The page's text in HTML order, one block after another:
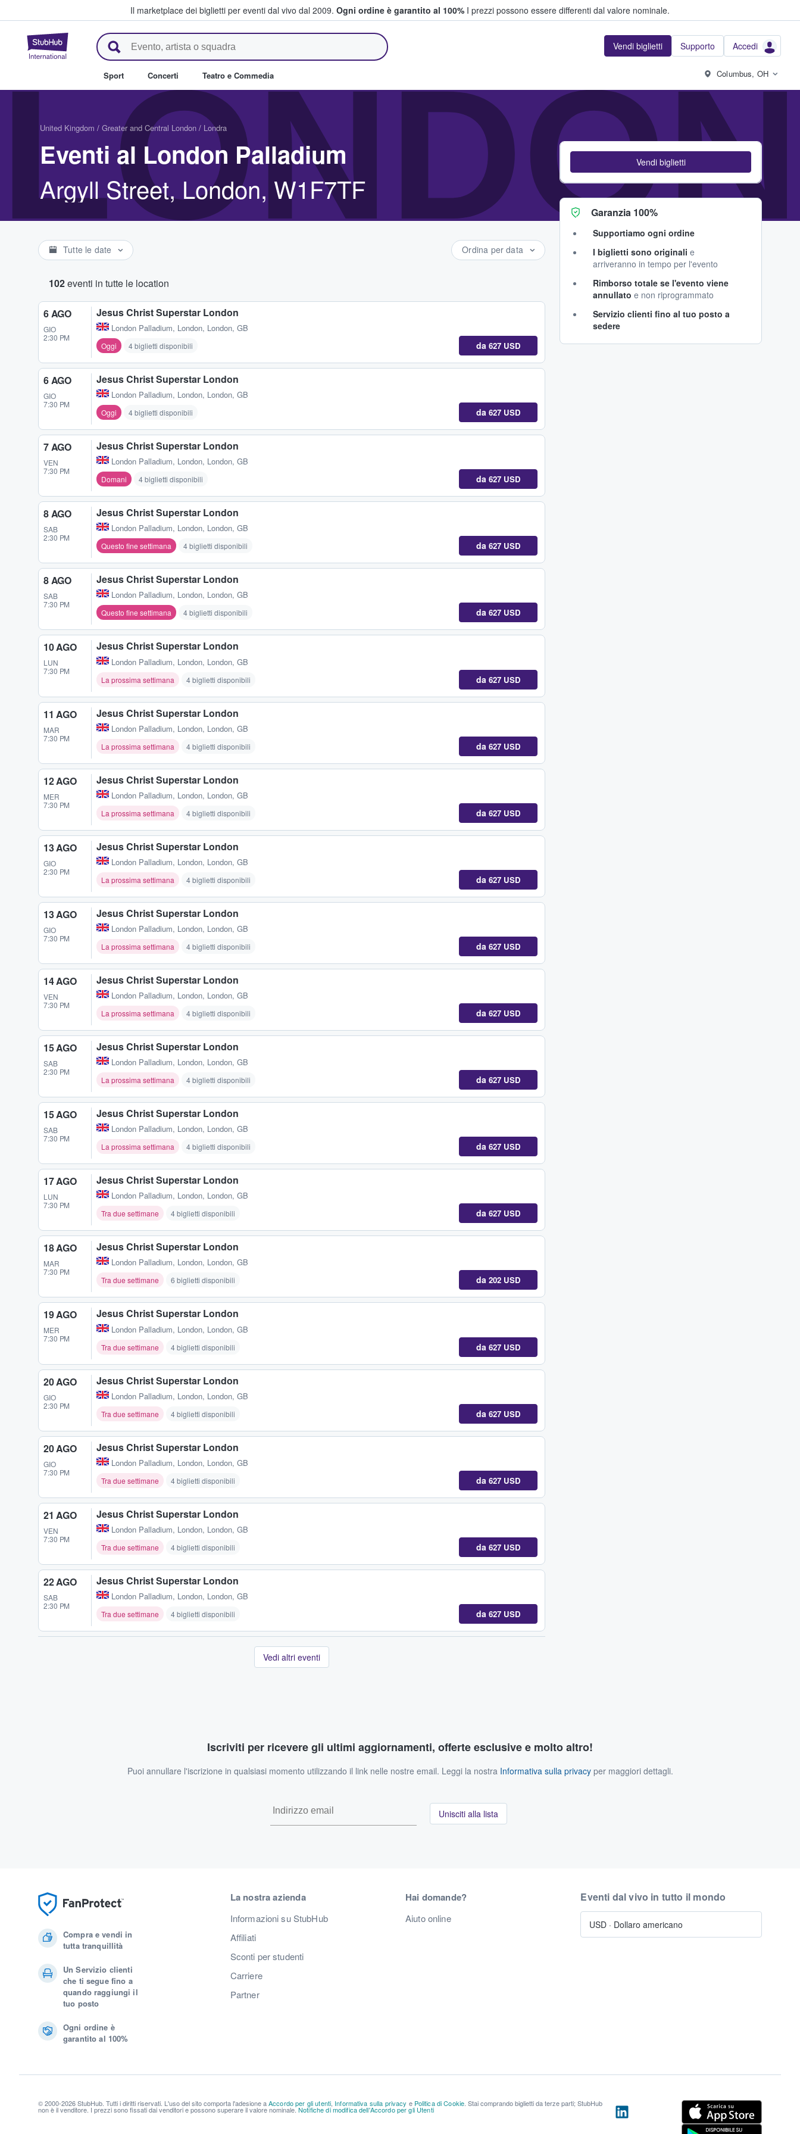
Il marketplace dei biglietti per eventi dal vivo dal 2009. Ogni ordine è garantito al 100% I prezzi possono essere differenti dal valore nominale.
StubHub - Dove i fan comprano e vendono biglietti Vendi biglietti Supporto Accedi
Sport Concerti Teatro e Commedia Columbus, OH
United Kingdom / Greater and Central London / Londra
Eventi al London Palladium
Argyll Street, London, W1F7TF
Tutte le date Ordina per data
102eventi in tutte le location
6 AGO
GIO
2:30 PM
Jesus Christ Superstar London
London Palladium, London, London, GB
Oggi 4 biglietti disponibili da 627 USD
6 AGO
GIO
7:30 PM
Jesus Christ Superstar London
London Palladium, London, London, GB
Oggi 4 biglietti disponibili da 627 USD
7 AGO
VEN
7:30 PM
Jesus Christ Superstar London
London Palladium, London, London, GB
Domani 4 biglietti disponibili da 627 USD
8 AGO
SAB
2:30 PM
Jesus Christ Superstar London
London Palladium, London, London, GB
Questo fine settimana 4 biglietti disponibili da 627 USD
8 AGO
SAB
7:30 PM
Jesus Christ Superstar London
London Palladium, London, London, GB
Questo fine settimana 4 biglietti disponibili da 627 USD
10 AGO
LUN
7:30 PM
Jesus Christ Superstar London
London Palladium, London, London, GB
La prossima settimana 4 biglietti disponibili da 627 USD
11 AGO
MAR
7:30 PM
Jesus Christ Superstar London
London Palladium, London, London, GB
La prossima settimana 4 biglietti disponibili da 627 USD
12 AGO
MER
7:30 PM
Jesus Christ Superstar London
London Palladium, London, London, GB
La prossima settimana 4 biglietti disponibili da 627 USD
13 AGO
GIO
2:30 PM
Jesus Christ Superstar London
London Palladium, London, London, GB
La prossima settimana 4 biglietti disponibili da 627 USD
13 AGO
GIO
7:30 PM
Jesus Christ Superstar London
London Palladium, London, London, GB
La prossima settimana 4 biglietti disponibili da 627 USD
14 AGO
VEN
7:30 PM
Jesus Christ Superstar London
London Palladium, London, London, GB
La prossima settimana 4 biglietti disponibili da 627 USD
15 AGO
SAB
2:30 PM
Jesus Christ Superstar London
London Palladium, London, London, GB
La prossima settimana 4 biglietti disponibili da 627 USD
15 AGO
SAB
7:30 PM
Jesus Christ Superstar London
London Palladium, London, London, GB
La prossima settimana 4 biglietti disponibili da 627 USD
17 AGO
LUN
7:30 PM
Jesus Christ Superstar London
London Palladium, London, London, GB
Tra due settimane 4 biglietti disponibili da 627 USD
18 AGO
MAR
7:30 PM
Jesus Christ Superstar London
London Palladium, London, London, GB
Tra due settimane 6 biglietti disponibili da 202 USD
19 AGO
MER
7:30 PM
Jesus Christ Superstar London
London Palladium, London, London, GB
Tra due settimane 4 biglietti disponibili da 627 USD
20 AGO
GIO
2:30 PM
Jesus Christ Superstar London
London Palladium, London, London, GB
Tra due settimane 4 biglietti disponibili da 627 USD
20 AGO
GIO
7:30 PM
Jesus Christ Superstar London
London Palladium, London, London, GB
Tra due settimane 4 biglietti disponibili da 627 USD
21 AGO
VEN
7:30 PM
Jesus Christ Superstar London
London Palladium, London, London, GB
Tra due settimane 4 biglietti disponibili da 627 USD
22 AGO
SAB
2:30 PM
Jesus Christ Superstar London
London Palladium, London, London, GB
Tra due settimane 4 biglietti disponibili da 627 USD
Vedi altri eventi
Vendi biglietti
Garanzia 100%
Supportiamo ogni ordine
I biglietti sono originali e
arriveranno in tempo per l'evento
Rimborso totale se l'evento viene
annullato e non riprogrammato
Servizio clienti fino al tuo posto a
sedere
Iscriviti per ricevere gli ultimi aggiornamenti, offerte esclusive e molto altro!
Puoi annullare l'iscrizione in qualsiasi momento utilizzando il link nelle nostre email. Leggi la nostra Informativa sulla privacyper maggiori dettagli.
Unisciti alla lista
Compra e vendi in
tutta tranquillità
Un Servizio clienti
che ti segue fino a
quando raggiungi il
tuo posto
Ogni ordine è
garantito al 100%
La nostra azienda
Informazioni su StubHub
Affiliati
Sconti per studenti
Carriere
Partner
Hai domande?
Aiuto online
Eventi dal vivo in tutto il mondo
USD · Dollaro americano
© 2000-2026 StubHub. Tutti i diritti riservati. L'uso del sito comporta l'adesione aAccordo per gli utenti Informativa sulla privacy e Politica di Cookie . Stai comprando biglietti da terze parti; StubHub
non è il venditore. I prezzi sono fissati dai venditori e possono superare il valore nominale.Notifiche di modifica dell'Accordo per gli Utenti